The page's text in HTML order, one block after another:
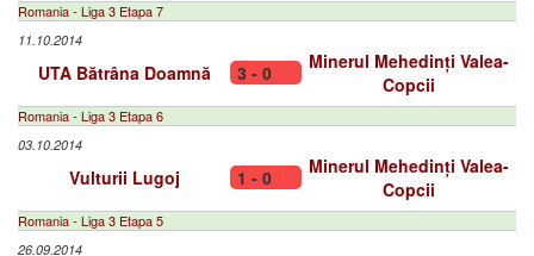
Romania - Liga 3 Etapa 7
11.10.2014
UTA Bătrâna Doamnă 3 - 0
Minerul Mehedinți Valea-
Copcii
Romania - Liga 3 Etapa 6
03.10.2014
Vulturii Lugoj 1 - 0
Minerul Mehedinți Valea-
Copcii
Romania - Liga 3 Etapa 5
26.09.2014